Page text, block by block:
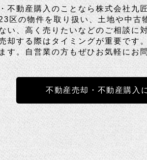
不動産購入のことなら株式会社九
区の物件を取り扱い、土地や中
い、高く売りたいなどのご相談に
却する際はタイミングが重要です
す。自営業の方もぜひお気軽にお
不動産売却・不動産購入